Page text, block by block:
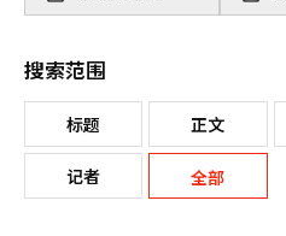
搜索范围
标题 正文
记者 全部